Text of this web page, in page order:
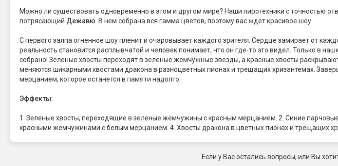
Можно ли существовать одновременно в этом и другом мире? Наши пиротехники с точностью
потрясающий Дежавю . В нем собрана вся гамма цветов, поэтому вас ждет красивое шоу.
С первого залпа огненное шоу пленит и очаровывает каждого зрителя. Сердце замирает от
реальность становится расплывчатой и человек понимает, что он где-то это видел. Только в
собрано! Зеленые хвосты переходят в зеленые жемчужные звезды, а красные хвосты
меняются шикарными хвостами дракона в разноцветных пионах и трещащих хризантемах.
мерцанием, которое останется в памяти надолго.
Эффекты:
1. Зеленые хвосты, переходящие в зеленые жемчужины с красным мерцанием. 2. Синие
красными жемчужинами с белым мерцанием. 4. Хвосты дракона в цветных пионах и трещащих
Если у Вас остались вопросы, или Вы